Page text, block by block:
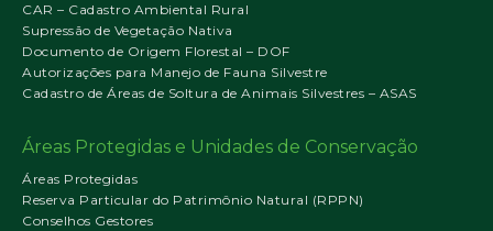
CAR – Cadastro Ambiental Rural
Supressão de Vegetação Nativa
Documento de Origem Florestal – DOF
Autorizações para Manejo de Fauna Silvestre
Cadastro de Áreas de Soltura de Animais Silvestres – ASAS
Áreas Protegidas e Unidades de Conservação
Áreas Protegidas
Reserva Particular do Patrimônio Natural (RPPN)
Conselhos Gestores